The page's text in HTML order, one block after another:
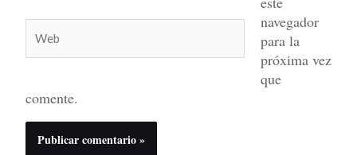
navegador
para la
próxima vez
que
comente.